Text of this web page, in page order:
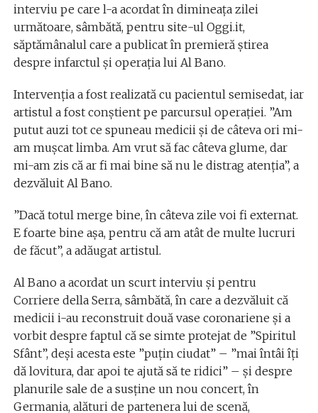
interviu pe care l-a acordat în dimineaţa zilei
următoare, sâmbătă, pentru site-ul Oggi.it,
săptămânalul care a publicat în premieră ştirea
despre infarctul şi operaţia lui Al Bano.
Intervenţia a fost realizată cu pacientul semisedat, iar
artistul a fost conştient pe parcursul operaţiei. ”Am
putut auzi tot ce spuneau medicii şi de câteva ori mi-
am muşcat limba. Am vrut să fac câteva glume, dar
mi-am zis că ar fi mai bine să nu le distrag atenţia”, a
dezvăluit Al Bano.
”Dacă totul merge bine, în câteva zile voi fi externat.
E foarte bine aşa, pentru că am atât de multe lucruri
de făcut”, a adăugat artistul.
Al Bano a acordat un scurt interviu şi pentru
Corriere della Serra, sâmbătă, în care a dezvăluit că
medicii i-au reconstruit două vase coronariene şi a
vorbit despre faptul că se simte protejat de ”Spiritul
Sfânt”, deşi acesta este ”puţin ciudat” – ”mai întâi îţi
dă lovitura, dar apoi te ajută să te ridici” – şi despre
planurile sale de a susţine un nou concert, în
Germania, alături de partenera lui de scenă,